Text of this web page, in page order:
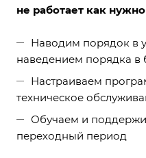
не работает как нужно
Наводим порядок в
наведением порядка в
Настраиваем
техническое
Обучаем и
переходный период